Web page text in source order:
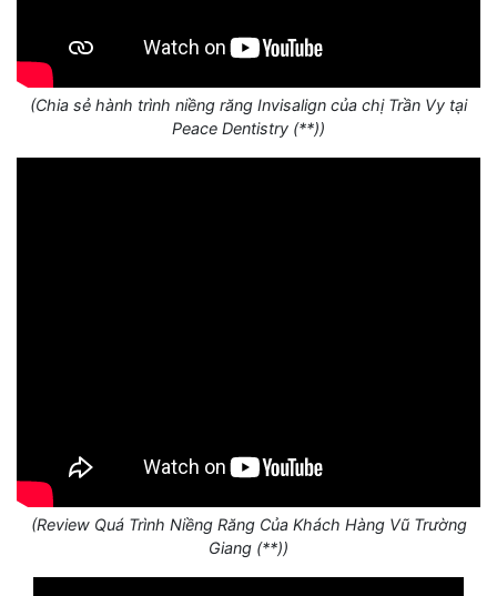
(Chia sẻ hành trình niềng răng Invisalign của chị Trần Vy tại
Peace Dentistry (**))
(Review Quá Trình Niềng Răng Của Khách Hàng Vũ Trường
Giang (**))